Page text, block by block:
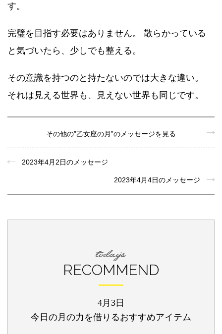
す。
完璧を目指す必要はありません。 散らかっている
と気づいたら、少しでも整える。
その意識を持つのと持たないのでは大きな違い。
それは見える世界も、見えない世界も同じです。
その他の”乙女座の月”のメッセージを見る
2023年4月2日のメッセージ
2023年4月4日のメッセージ
RECOMMEND
4月3日
今日の月の力を借りるおすすめアイテム